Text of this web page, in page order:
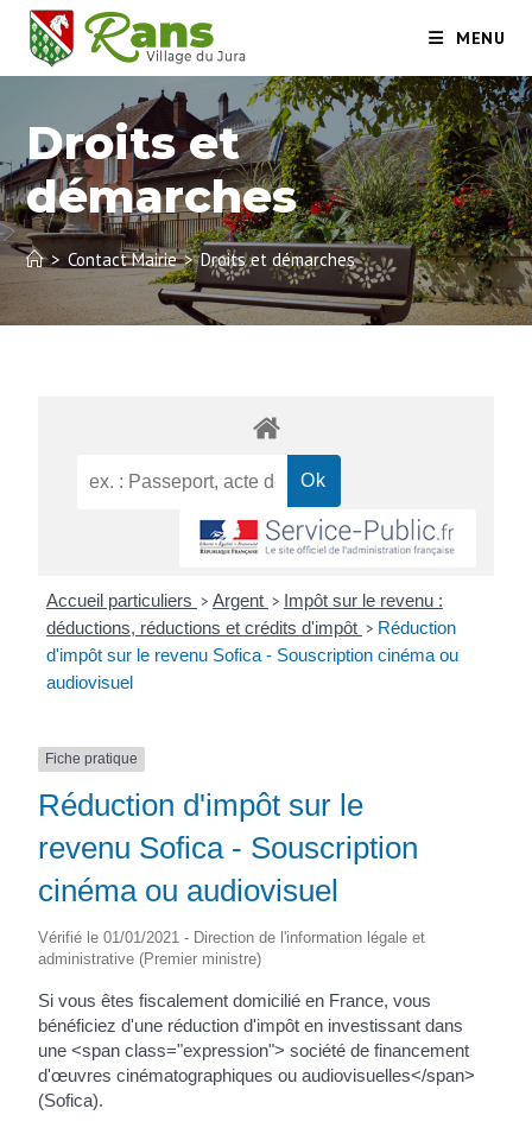
MENU
Droits et
démarches
> Contact Mairie > Droits et démarches
Accueil particuliers > Argent > Impôt sur le revenu :
déductions, réductions et crédits d'impôt > Réduction
d'impôt sur le revenu Sofica - Souscription cinéma ou
audiovisuel
Fiche pratique
Réduction d'impôt sur le
revenu Sofica - Souscription
cinéma ou audiovisuel
Vérifié le 01/01/2021 - Direction de l'information légale et
administrative (Premier ministre)
Si vous êtes fiscalement domicilié en France, vous
bénéficiez d'une réduction d'impôt en investissant dans
une <span class="expression"> société de financement
d'œuvres cinématographiques ou audiovisuelles</span>
(Sofica).